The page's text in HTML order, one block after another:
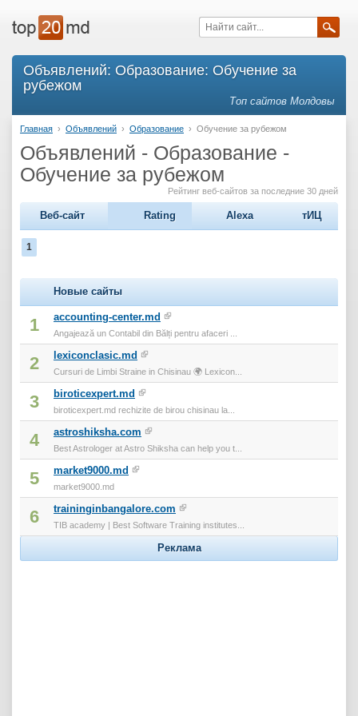
Объявлений: Образование: Обучение за
рубежом
Топ сайтов Молдовы
Главная › Объявлений › Образование › Обучение за рубежом
Объявлений - Образование -
Обучение за рубежом
Рейтинг веб-сайтов за последние 30 дней
Веб-сайт Rating Alexa тИЦ
1
Новые сайты
1 accounting-center.md
Angajează un Contabil din Bălți pentru afaceri ...
2 lexiconclasic.md
Cursuri de Limbi Straine in Chisinau 🌍 Lexicon...
3 biroticexpert.md
biroticexpert.md rechizite de birou chisinau la...
4 astroshiksha.com
Best Astrologer at Astro Shiksha can help you t...
5 market9000.md
market9000.md
6 traininginbangalore.com
TIB academy | Best Software Training institutes...
Реклама